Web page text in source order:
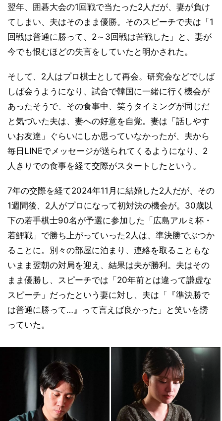
翌年、囲碁大会の1回戦で当たった2人だが、妻が負け
てしまい、夫はそのまま優勝。そのスピーチで夫は「1
回戦は普通に勝って、2～3回戦は苦戦した」と、妻が
今でも恨むほどの失言をしていたと明かされた。
そして、2人はプロ棋士として再会。研究会などでしば
しば会うようになり、試合で韓国に一緒に行く機会が
あったそうで、その食事中、笑うタイミングが同じだ
と気づいた夫は、妻への好意を自覚。妻は「話しやす
いお友達」ぐらいにしか思っていなかったが、夫から
毎日LINEでメッセージが送られてくるようになり、2
人きりでの食事を経て交際がスタートしたという。
7年の交際を経て2024年11月に結婚した2人だが、その
1週間後、2人がプロになって初対決の機会が。30歳以
下の若手棋士90名が予選に参加した「広島アルミ杯・
若鯉戦」で勝ち上がっていった2人は、準決勝でぶつか
ることに。別々の部屋に泊まり、連絡を取ることもな
いまま翌朝の対局を迎え、結果は夫が勝利。夫はその
まま優勝し、スピーチでは「20年前とは違って謙虚な
スピーチ」だったという妻に対し、夫は「『準決勝で
は普通に勝って…』って言えば良かった」と笑いを誘
っていた。